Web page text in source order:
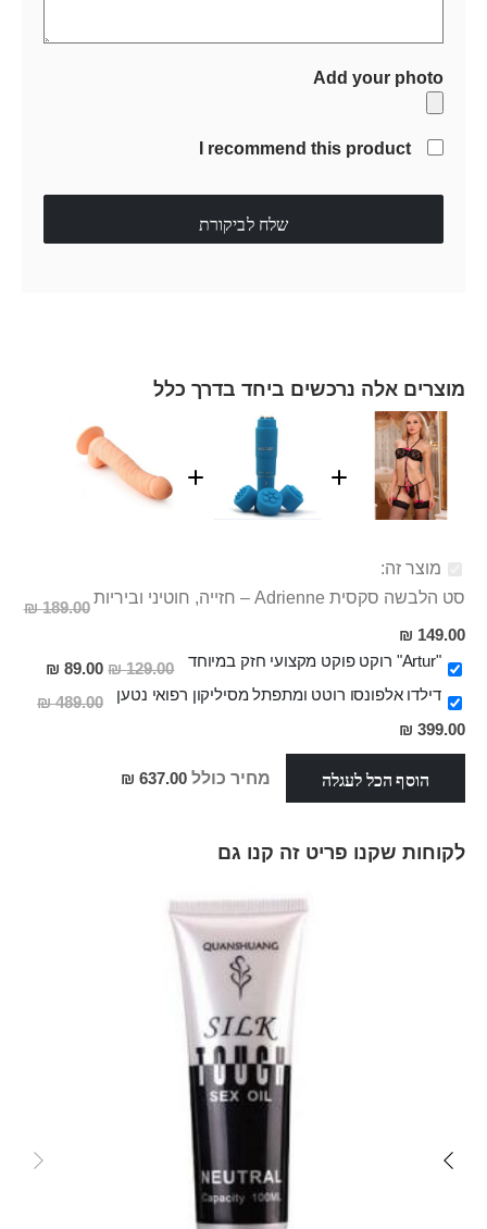
Add your photo
I recommend this product
שלח לביקורת
מוצרים אלה נרכשים ביחד בדרך כלל
מוצר זה:
סט הלבשה סקסית Adrienne – חזייה, חוטיני וביריות
189.00 ₪
מחיר
מבצע
149.00 ₪
"Artur" רוקט פוקט מקצועי חזק במיוחד
129.00 ₪
מחיר
מבצע
89.00 ₪
דילדו אלפונסו רוטט ומתפתל מסיליקון רפואי נטען
489.00 ₪
מחיר
מבצע
399.00 ₪
הוסף הכל לעגלה מחיר כולל 637.00 ₪
לקוחות שקנו פריט זה קנו גם